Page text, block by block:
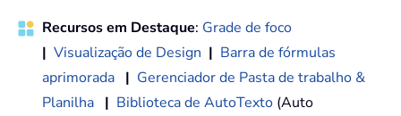
Recursos em Destaque: Grade de foco
| Visualização de Design | Barra de fórmulas
aprimorada | Gerenciador de Pasta de trabalho &
Planilha | Biblioteca de AutoTexto (Auto